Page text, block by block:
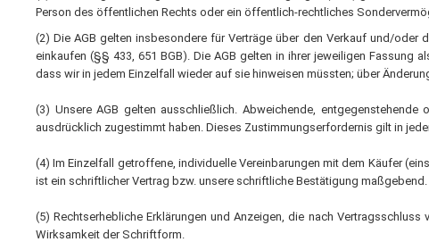
Gasheizgeräte
Gasheizgeräte
Gasheizgeräte
Elektroheizgeräte
Elektroheizgeräte
Heizaggregat
Elektroheizer mit
Geräte für
Person des öffentlichen Rechts oder ein öffentlich-rechtliches
(2) Die AGB gelten insbesondere für Verträge über den Verkauf und/oder
einkaufen (§§ 433, 651 BGB). Die AGB gelten in ihrer jeweiligen Fassung
dass wir in jedem Einzelfall wieder auf sie hinweisen müssten; über
(3) Unsere AGB gelten ausschließlich. Abweichende,
ausdrücklich zugestimmt haben. Dieses Zustimmungserfordernis gilt in
(4) Im Einzelfall getroffene, individuelle Vereinbarungen mit dem Käufer
ist ein schriftlicher Vertrag bzw. unsere schriftliche Bestätigung maßgebend.
(5) Rechtserhebliche Erklärungen und Anzeigen, die nach
Wirksamkeit der Schriftform.